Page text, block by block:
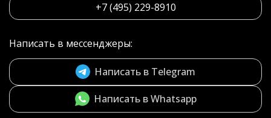
+7 (495) 229-8910
Написать в мессенджеры:
Написать в Telegram
Написать в Whatsapp